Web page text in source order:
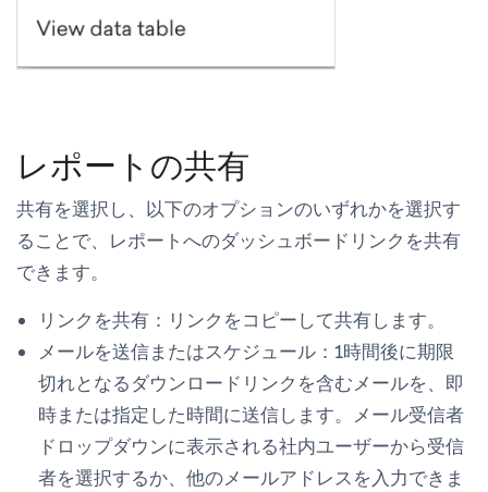
レポートの共有
共有を選択し、以下のオプションのいずれかを選択す
ることで、レポートへのダッシュボードリンクを共有
できます。
リンクを共有： リンクをコピーして共有します。
メールを送信またはスケジュール： 1時間後に期限
切れとなるダウンロードリンクを含むメールを、即
時または指定した時間に送信します。 メール受信者
ドロップダウンに表示される社内ユーザーから受信
者を選択するか、他のメールアドレスを入力できま